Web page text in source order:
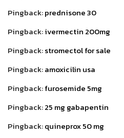
Pingback:prednisone 30
Pingback:ivermectin 200mg
Pingback:stromectol for sale
Pingback:amoxicilin usa
Pingback:furosemide 5mg
Pingback:25 mg gabapentin
Pingback:quineprox 50 mg